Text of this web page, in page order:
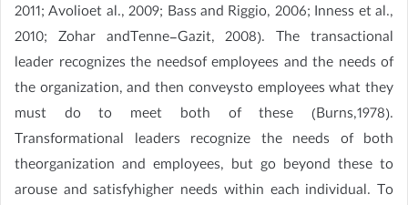
2011; Avolioet al., 2009; Bass and Riggio, 2006; Inness et al.,
2010; Zohar andTenne-Gazit, 2008). The transactional
leader recognizes the needsof employees and the needs of
the organization, and then conveysto employees what they
must do to meet both of these (Burns,1978).
Transformational leaders recognize the needs of both
theorganization and employees, but go beyond these to
arouse and satisfyhigher needs within each individual. To